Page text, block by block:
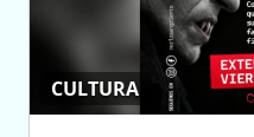
CULTURA